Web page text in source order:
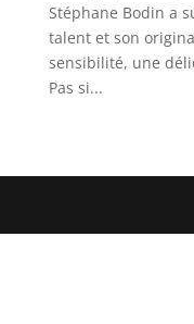
Stéphane Bodin a
talent et son
sensibilité, une
Pas si...